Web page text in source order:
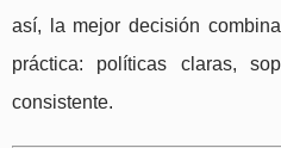
así, la mejor decisión
práctica: políticas claras,
consistente.